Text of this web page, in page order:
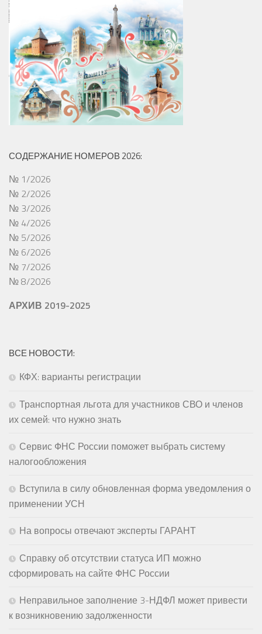
СОДЕРЖАНИЕ НОМЕРОВ 2026:
№ 1/2026
№ 2/2026
№ 3/2026
№ 4/2026
№ 5/2026
№ 6/2026
№ 7/2026
№ 8/2026
АРХИВ 2019-2025
ВСЕ НОВОСТИ:
КФХ: варианты регистрации
Транспортная льгота для участников СВО и членов
их семей: что нужно знать
Сервис ФНС России поможет выбрать систему
налогообложения
Вступила в силу обновленная форма уведомления о
применении УСН
На вопросы отвечают эксперты ГАРАНТ
Справку об отсутствии статуса ИП можно
сформировать на сайте ФНС России
Неправильное заполнение 3-НДФЛ может привести
к возникновению задолженности